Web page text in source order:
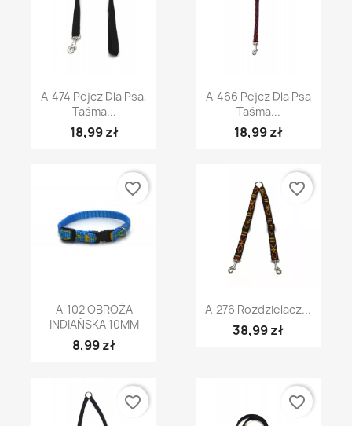
A-474 Pejcz Dla Psa,
Taśma...
18,99 zł
A-466 Pejcz Dla Psa
Taśma...
18,99 zł
A-102 OBROŻA
INDIAŃSKA 10MM
8,99 zł
favorite_border
A-276 Rozdzielacz...
38,99 zł
favorite_border
favorite_border favorite_border